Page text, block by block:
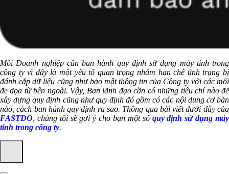
Mỗi Doanh nghiệp cần ban hành quy định sử dụng máy tính trong
công ty vì đây là một yếu tố quan trọng nhằm hạn chế tình trạng bị
đánh cắp dữ liệu cũng như bảo mật thông tin của Công ty với các mối
đe dọa từ bên ngoài. Vậy, Ban lãnh đạo cần có những tiêu chí nào để
xây dựng quy định cũng như quy định đó gồm có các nội dung cơ bản
nào, cách ban hành quy định ra sao. Thông qua bài viết dưới đây của
FASTDO , chúng tôi sẽ gợi ý cho bạn một số quy định sử dụng máy
tính trong công ty.